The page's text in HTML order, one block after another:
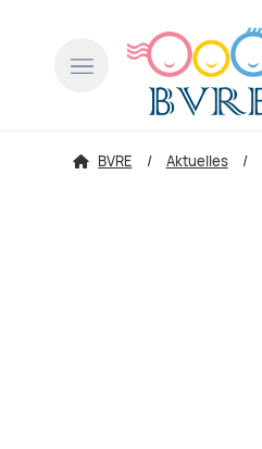
BVRE Aktuelles